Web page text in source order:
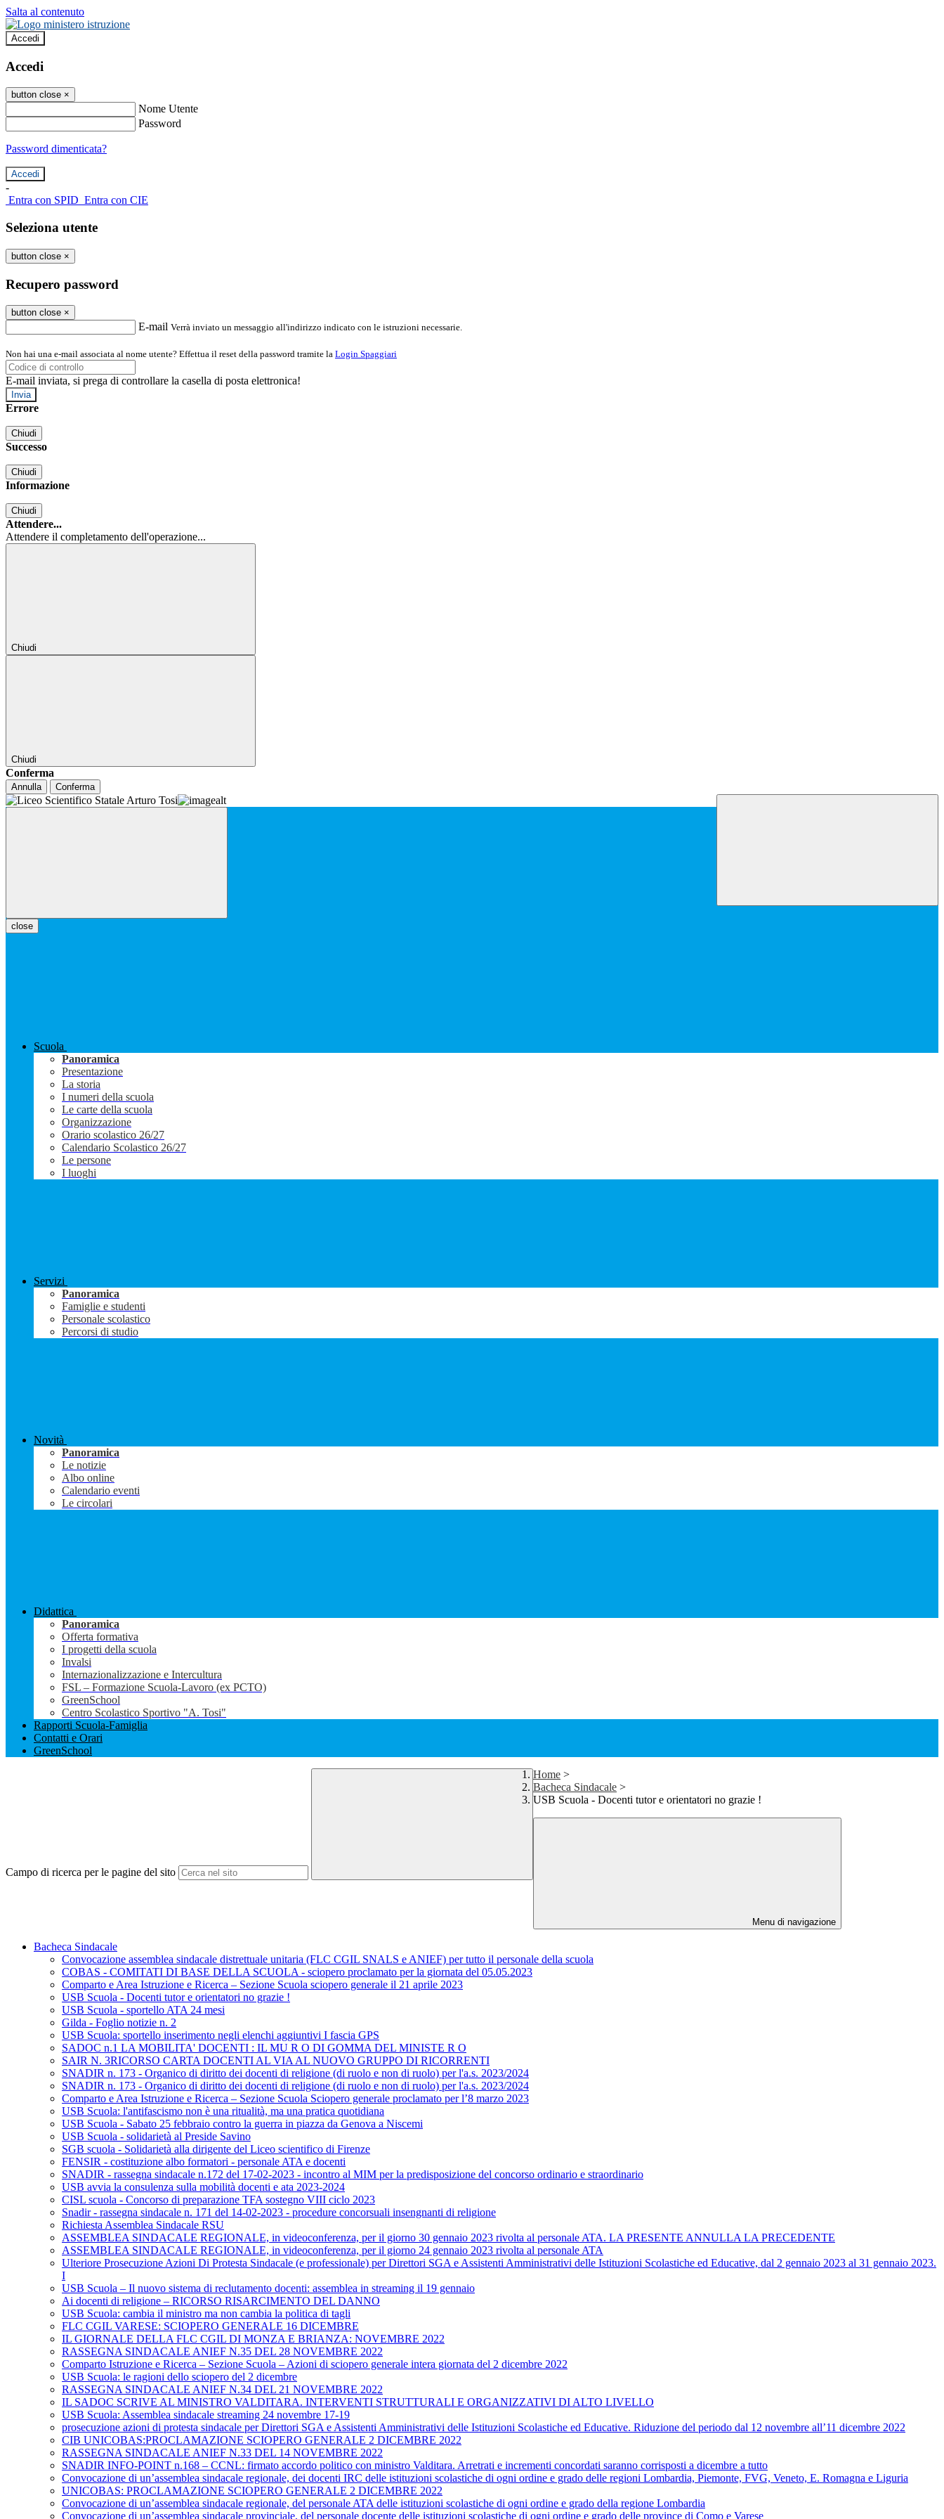
Salta al contenuto
Accedi
Accedi
button close ×
Nome Utente
Password
Password dimenticata?
-
Entra con SPID Entra con CIE
Seleziona utente
button close ×
Recupero password
button close ×
E-mail Verrà inviato un messaggio all'indirizzo indicato con le istruzioni necessarie.
Non hai una e-mail associata al nome utente? Effettua il reset della password tramite la Login Spaggiari
E-mail inviata, si prega di controllare la casella di posta elettronica!
Errore
Chiudi
Successo
Chiudi
Informazione
Chiudi
Attendere...
Attendere il completamento dell'operazione...
Chiudi
Chiudi
Conferma
Annulla Conferma
close
Scuola
Panoramica
Presentazione
La storia
I numeri della scuola
Le carte della scuola
Organizzazione
Orario scolastico 26/27
Calendario Scolastico 26/27
Le persone
I luoghi
Servizi
Panoramica
Famiglie e studenti
Personale scolastico
Percorsi di studio
Novità
Panoramica
Le notizie
Albo online
Calendario eventi
Le circolari
Didattica
Panoramica
Offerta formativa
I progetti della scuola
Invalsi
Internazionalizzazione e Intercultura
FSL – Formazione Scuola-Lavoro (ex PCTO)
GreenSchool
Centro Scolastico Sportivo "A. Tosi"
Rapporti Scuola-Famiglia
Contatti e Orari
GreenSchool
Campo di ricerca per le pagine del sito
Home >
Bacheca Sindacale >
USB Scuola - Docenti tutor e orientatori no grazie !
Menu di navigazione
Bacheca Sindacale
Convocazione assemblea sindacale distrettuale unitaria (FLC CGIL SNALS e ANIEF) per tutto il personale della scuola
COBAS - COMITATI DI BASE DELLA SCUOLA - sciopero proclamato per la giornata del 05.05.2023
Comparto e Area Istruzione e Ricerca – Sezione Scuola sciopero generale il 21 aprile 2023
USB Scuola - Docenti tutor e orientatori no grazie !
USB Scuola - sportello ATA 24 mesi
Gilda - Foglio notizie n. 2
USB Scuola: sportello inserimento negli elenchi aggiuntivi I fascia GPS
SADOC n.1 LA MOBILITA' DOCENTI : IL MU R O DI GOMMA DEL MINISTE R O
SAIR N. 3RICORSO CARTA DOCENTI AL VIA AL NUOVO GRUPPO DI RICORRENTI
SNADIR n. 173 - Organico di diritto dei docenti di religione (di ruolo e non di ruolo) per l'a.s. 2023/2024
SNADIR n. 173 - Organico di diritto dei docenti di religione (di ruolo e non di ruolo) per l'a.s. 2023/2024
Comparto e Area Istruzione e Ricerca – Sezione Scuola Sciopero generale proclamato per l’8 marzo 2023
USB Scuola: l'antifascismo non è una ritualità, ma una pratica quotidiana
USB Scuola - Sabato 25 febbraio contro la guerra in piazza da Genova a Niscemi
USB Scuola - solidarietà al Preside Savino
SGB scuola - Solidarietà alla dirigente del Liceo scientifico di Firenze
FENSIR - costituzione albo formatori - personale ATA e docenti
SNADIR - rassegna sindacale n.172 del 17-02-2023 - incontro al MIM per la predisposizione del concorso ordinario e straordinario
USB avvia la consulenza sulla mobilità docenti e ata 2023-2024
CISL scuola - Concorso di preparazione TFA sostegno VIII ciclo 2023
Snadir - rassegna sindacale n. 171 del 14-02-2023 - procedure concorsuali insengnanti di religione
Richiesta Assemblea Sindacale RSU
ASSEMBLEA SINDACALE REGIONALE, in videoconferenza, per il giorno 30 gennaio 2023 rivolta al personale ATA. LA PRESENTE ANNULLA LA PRECEDENTE
ASSEMBLEA SINDACALE REGIONALE, in videoconferenza, per il giorno 24 gennaio 2023 rivolta al personale ATA
Ulteriore Prosecuzione Azioni Di Protesta Sindacale (e professionale) per Direttori SGA e Assistenti Amministrativi delle Istituzioni Scolastiche ed Educative, dal 2 gennaio 2023 al 31 gennaio 2023.
I
USB Scuola – Il nuovo sistema di reclutamento docenti: assemblea in streaming il 19 gennaio
Ai docenti di religione – RICORSO RISARCIMENTO DEL DANNO
USB Scuola: cambia il ministro ma non cambia la politica di tagli
FLC CGIL VARESE: SCIOPERO GENERALE 16 DICEMBRE
IL GIORNALE DELLA FLC CGIL DI MONZA E BRIANZA: NOVEMBRE 2022
RASSEGNA SINDACALE ANIEF N.35 DEL 28 NOVEMBRE 2022
Comparto Istruzione e Ricerca – Sezione Scuola – Azioni di sciopero generale intera giornata del 2 dicembre 2022
USB Scuola: le ragioni dello sciopero del 2 dicembre
RASSEGNA SINDACALE ANIEF N.34 DEL 21 NOVEMBRE 2022
IL SADOC SCRIVE AL MINISTRO VALDITARA. INTERVENTI STRUTTURALI E ORGANIZZATIVI DI ALTO LIVELLO
USB Scuola: Assemblea sindacale streaming 24 novembre 17-19
prosecuzione azioni di protesta sindacale per Direttori SGA e Assistenti Amministrativi delle Istituzioni Scolastiche ed Educative. Riduzione del periodo dal 12 novembre all’11 dicembre 2022
CIB UNICOBAS:PROCLAMAZIONE SCIOPERO GENERALE 2 DICEMBRE 2022
RASSEGNA SINDACALE ANIEF N.33 DEL 14 NOVEMBRE 2022
SNADIR INFO-POINT n.168 – CCNL: firmato accordo politico con ministro Valditara. Arretrati e incrementi concordati saranno corrisposti a dicembre a tutto
Convocazione di un’assemblea sindacale regionale, dei docenti IRC delle istituzioni scolastiche di ogni ordine e grado delle regioni Lombardia, Piemonte, FVG, Veneto, E. Romagna e Liguria
UNICOBAS: PROCLAMAZIONE SCIOPERO GENERALE 2 DICEMBRE 2022
Convocazione di un’assemblea sindacale regionale, del personale ATA delle istituzioni scolastiche di ogni ordine e grado della regione Lombardia
Convocazione di un’assemblea sindacale provinciale, del personale docente delle istituzioni scolastiche di ogni ordine e grado delle province di Como e Varese